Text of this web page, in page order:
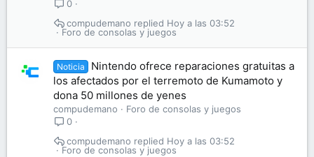
0
Foro de consolas y juegos
Hoy a las 03:52
compudemano
Noticia
Nintendo ofrece reparaciones gratuitas a
los afectados por el terremoto de Kumamoto y
dona 50 millones de yenes
compudemano
Foro de consolas y juegos
0
Foro de consolas y juegos
Hoy a las 03:52
compudemano